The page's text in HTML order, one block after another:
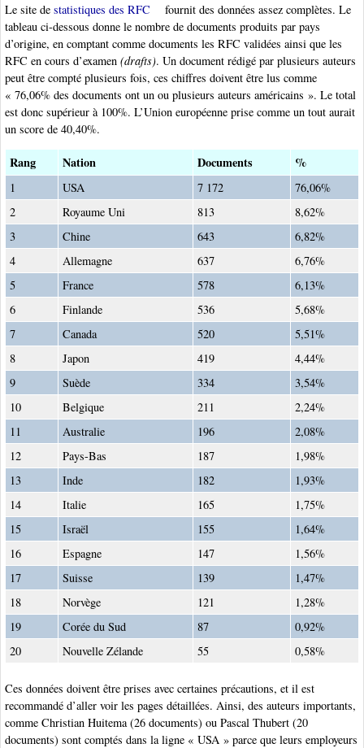
Le site de statistiques des RFC
fournit des données assez complètes. Le
tableau ci-dessous donne le nombre de documents produits par pays
d’origine, en comptant comme documents les RFC validées ainsi que les
RFC en cours d’examen (drafts). Un document rédigé par plusieurs auteurs
peut être compté plusieurs fois, ces chiffres doivent être lus comme
« 76,06% des documents ont un ou plusieurs auteurs américains ». Le total
est donc supérieur à 100%. L’Union européenne prise comme un tout aurait
un score de 40,40%.
Rang Nation Documents %
1 USA 7 172
76,06%
2
Royaume Uni 813
8,62%
3
Chine 643
6,82%
4
Allemagne 637
6,76%
5
France 578
6,13%
6
Finlande 536
5,68%
7
Canada 520
5,51%
8
Japon 419
4,44%
9
Suède 334
3,54%
10
Belgique 211
2,24%
11
Australie 196
2,08%
12
Pays-Bas 187
1,98%
13
Inde 182
1,93%
14
Italie 165
1,75%
15
Israël 155
1,64%
16
Espagne 147
1,56%
17
Suisse 139
1,47%
18
Norvège 121
1,28%
19
Corée du Sud 87
0,92%
20
Nouvelle Zélande 55 0,58%
Ces données doivent être prises avec certaines précautions, et il est
recommandé d’aller voir les pages détaillées. Ainsi, des auteurs importants,
comme Christian Huitema (26 documents) ou Pascal Thubert (20
documents) sont comptés dans la ligne « USA » parce que leurs employeurs